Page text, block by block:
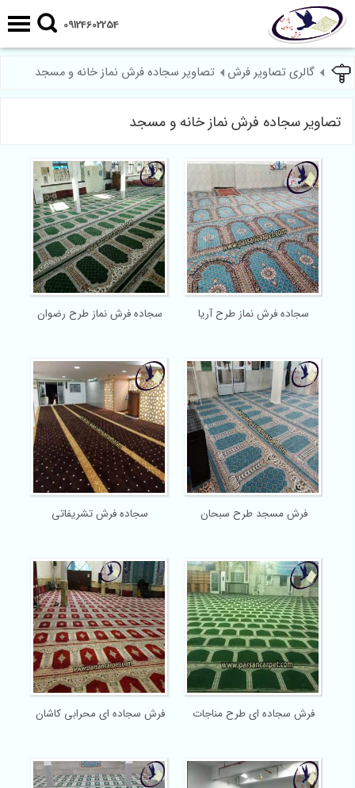
09124602254
گالری تصاویر فرش تصاویر سجاده فرش نماز خانه و مسجد
تصاویر سجاده فرش نماز خانه و مسجد
سجاده فرش نماز طرح آریا سجاده فرش نماز طرح رضوان
فرش مسجد طرح سبحان سجاده فرش تشریفاتی
فرش سجاده ای طرح مناجات فرش سجاده ای محرابی کاشان